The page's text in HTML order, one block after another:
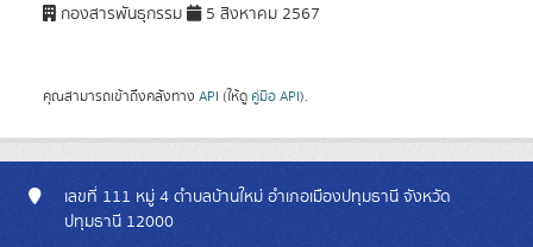
กองสารพันธุกรรม 5 สิงหาคม 2567
คุณสามารถเข้าถึงคลังทาง API (ให้ดู คู่มือ API).
เลขที่ 111 หมู่ 4 ตำบลบ้านใหม่ อำเภอเมืองปทุมธานี จังหวัด
ปทุมธานี 12000